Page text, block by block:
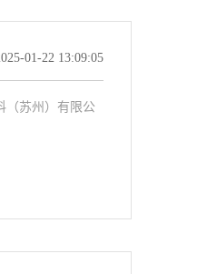
01-22 13:09:05
（苏州）有限公